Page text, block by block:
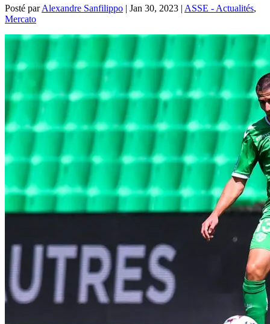
Posté parAlexandre Sanfilippo | Jan 30, 2023 | ASSE - Actualités,
Mercato